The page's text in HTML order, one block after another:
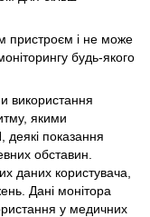
пристроєм і не може
будь-якого
використання
якими
деякі показання
обставин.
даних користувача,
Дані монітора
у медичних